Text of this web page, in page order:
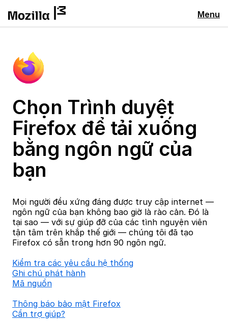
Menu
Chọn Trình duyệt
Firefox để tải xuống
bằng ngôn ngữ của
bạn
Mọi người đều xứng đáng được truy cập internet —
ngôn ngữ của bạn không bao giờ là rào cản. Đó là
tại sao — với sự giúp đỡ của các tình nguyện viên
tận tâm trên khắp thế giới — chúng tôi đã tạo
Firefox có sẵn trong hơn 90 ngôn ngữ.
Kiểm tra các yêu cầu hệ thống
Ghi chú phát hành
Mã nguồn
Thông báo bảo mật Firefox
Cần trợ giúp?